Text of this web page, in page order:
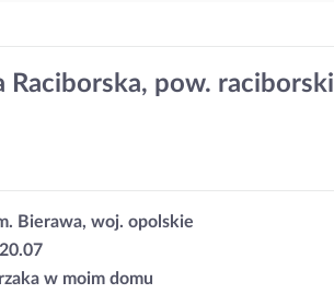
Raciborska, pow. raciborski
Bierawa, woj. opolskie
w moim domu